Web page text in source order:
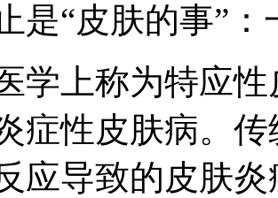
是“皮肤的事”
学上称为特应
症性皮肤病。
应导致的皮肤